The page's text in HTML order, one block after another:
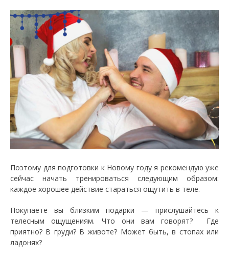
Поэтому для подготовки к Новому году я рекомендую уже
сейчас начать тренироваться следующим образом:
каждое хорошее действие стараться ощутить в теле.
Покупаете вы близким подарки — прислушайтесь к
телесным ощущениям. Что они вам говорят? Где
приятно? В груди? В животе? Может быть, в стопах или
ладонях?